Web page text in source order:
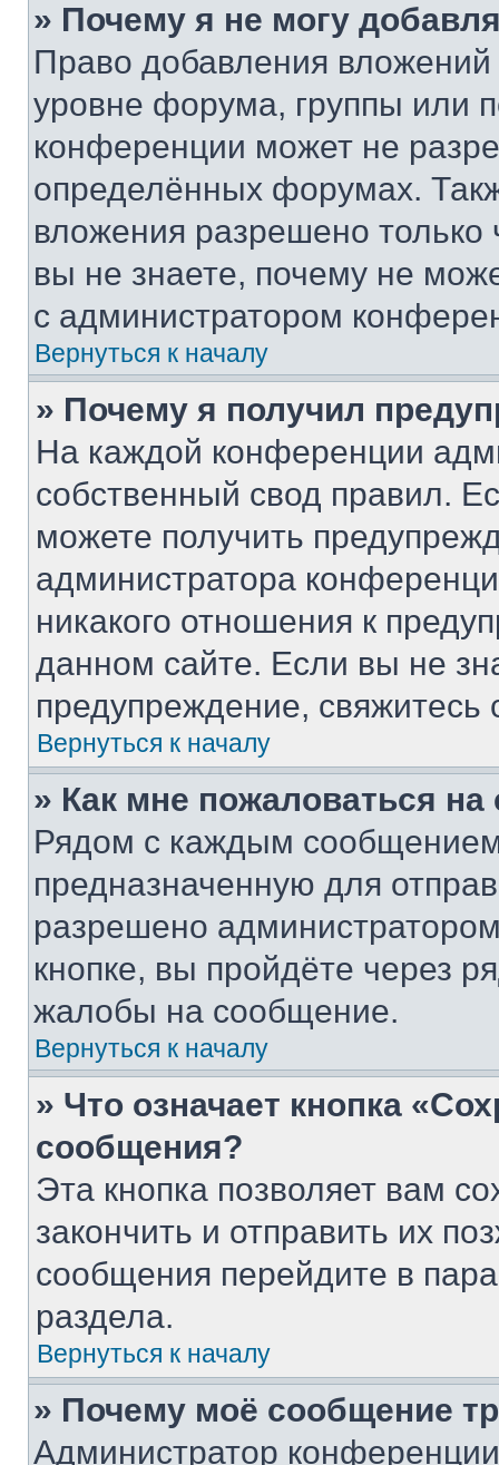
» Почему я не могу
Право добавления
уровне форума, группы или
конференции может не
определённых форумах.
вложения разрешено
вы не знаете, почему не
с администратором
Вернуться к началу
» Почему я получил
На каждой конференции
собственный свод правил.
можете получить
администратора
никакого отношения к
данном сайте. Если вы не
предупреждение,
Вернуться к началу
» Как мне пожаловаться
Рядом с каждым сообщением
предназначенную для
разрешено
кнопке, вы пройдёте через
жалобы на сообщение.
Вернуться к началу
» Что означает кнопка
сообщения?
Эта кнопка позволяет вам
закончить и отправить их
сообщения перейдите в
раздела.
Вернуться к началу
» Почему моё сообщение
Администратор